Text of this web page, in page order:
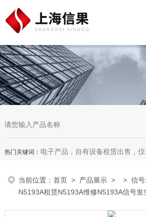
热门关键词： 电子产品，自有设备租赁出售，
当前位置：首页 > 产品展示 > >信
N5193A租赁N5193A维修N5193A信号发